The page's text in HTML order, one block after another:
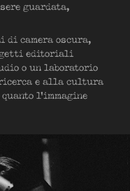
guardata,
di camera oscura,
editoriali
o un laboratorio
ricerca e alla cultura
l'immagine